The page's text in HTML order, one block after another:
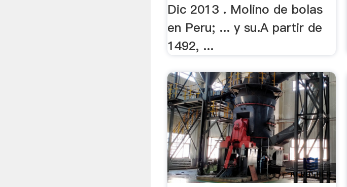
Dic 2013 . Molino de bolas
en Peru; ... y su.A partir de
1492, ...